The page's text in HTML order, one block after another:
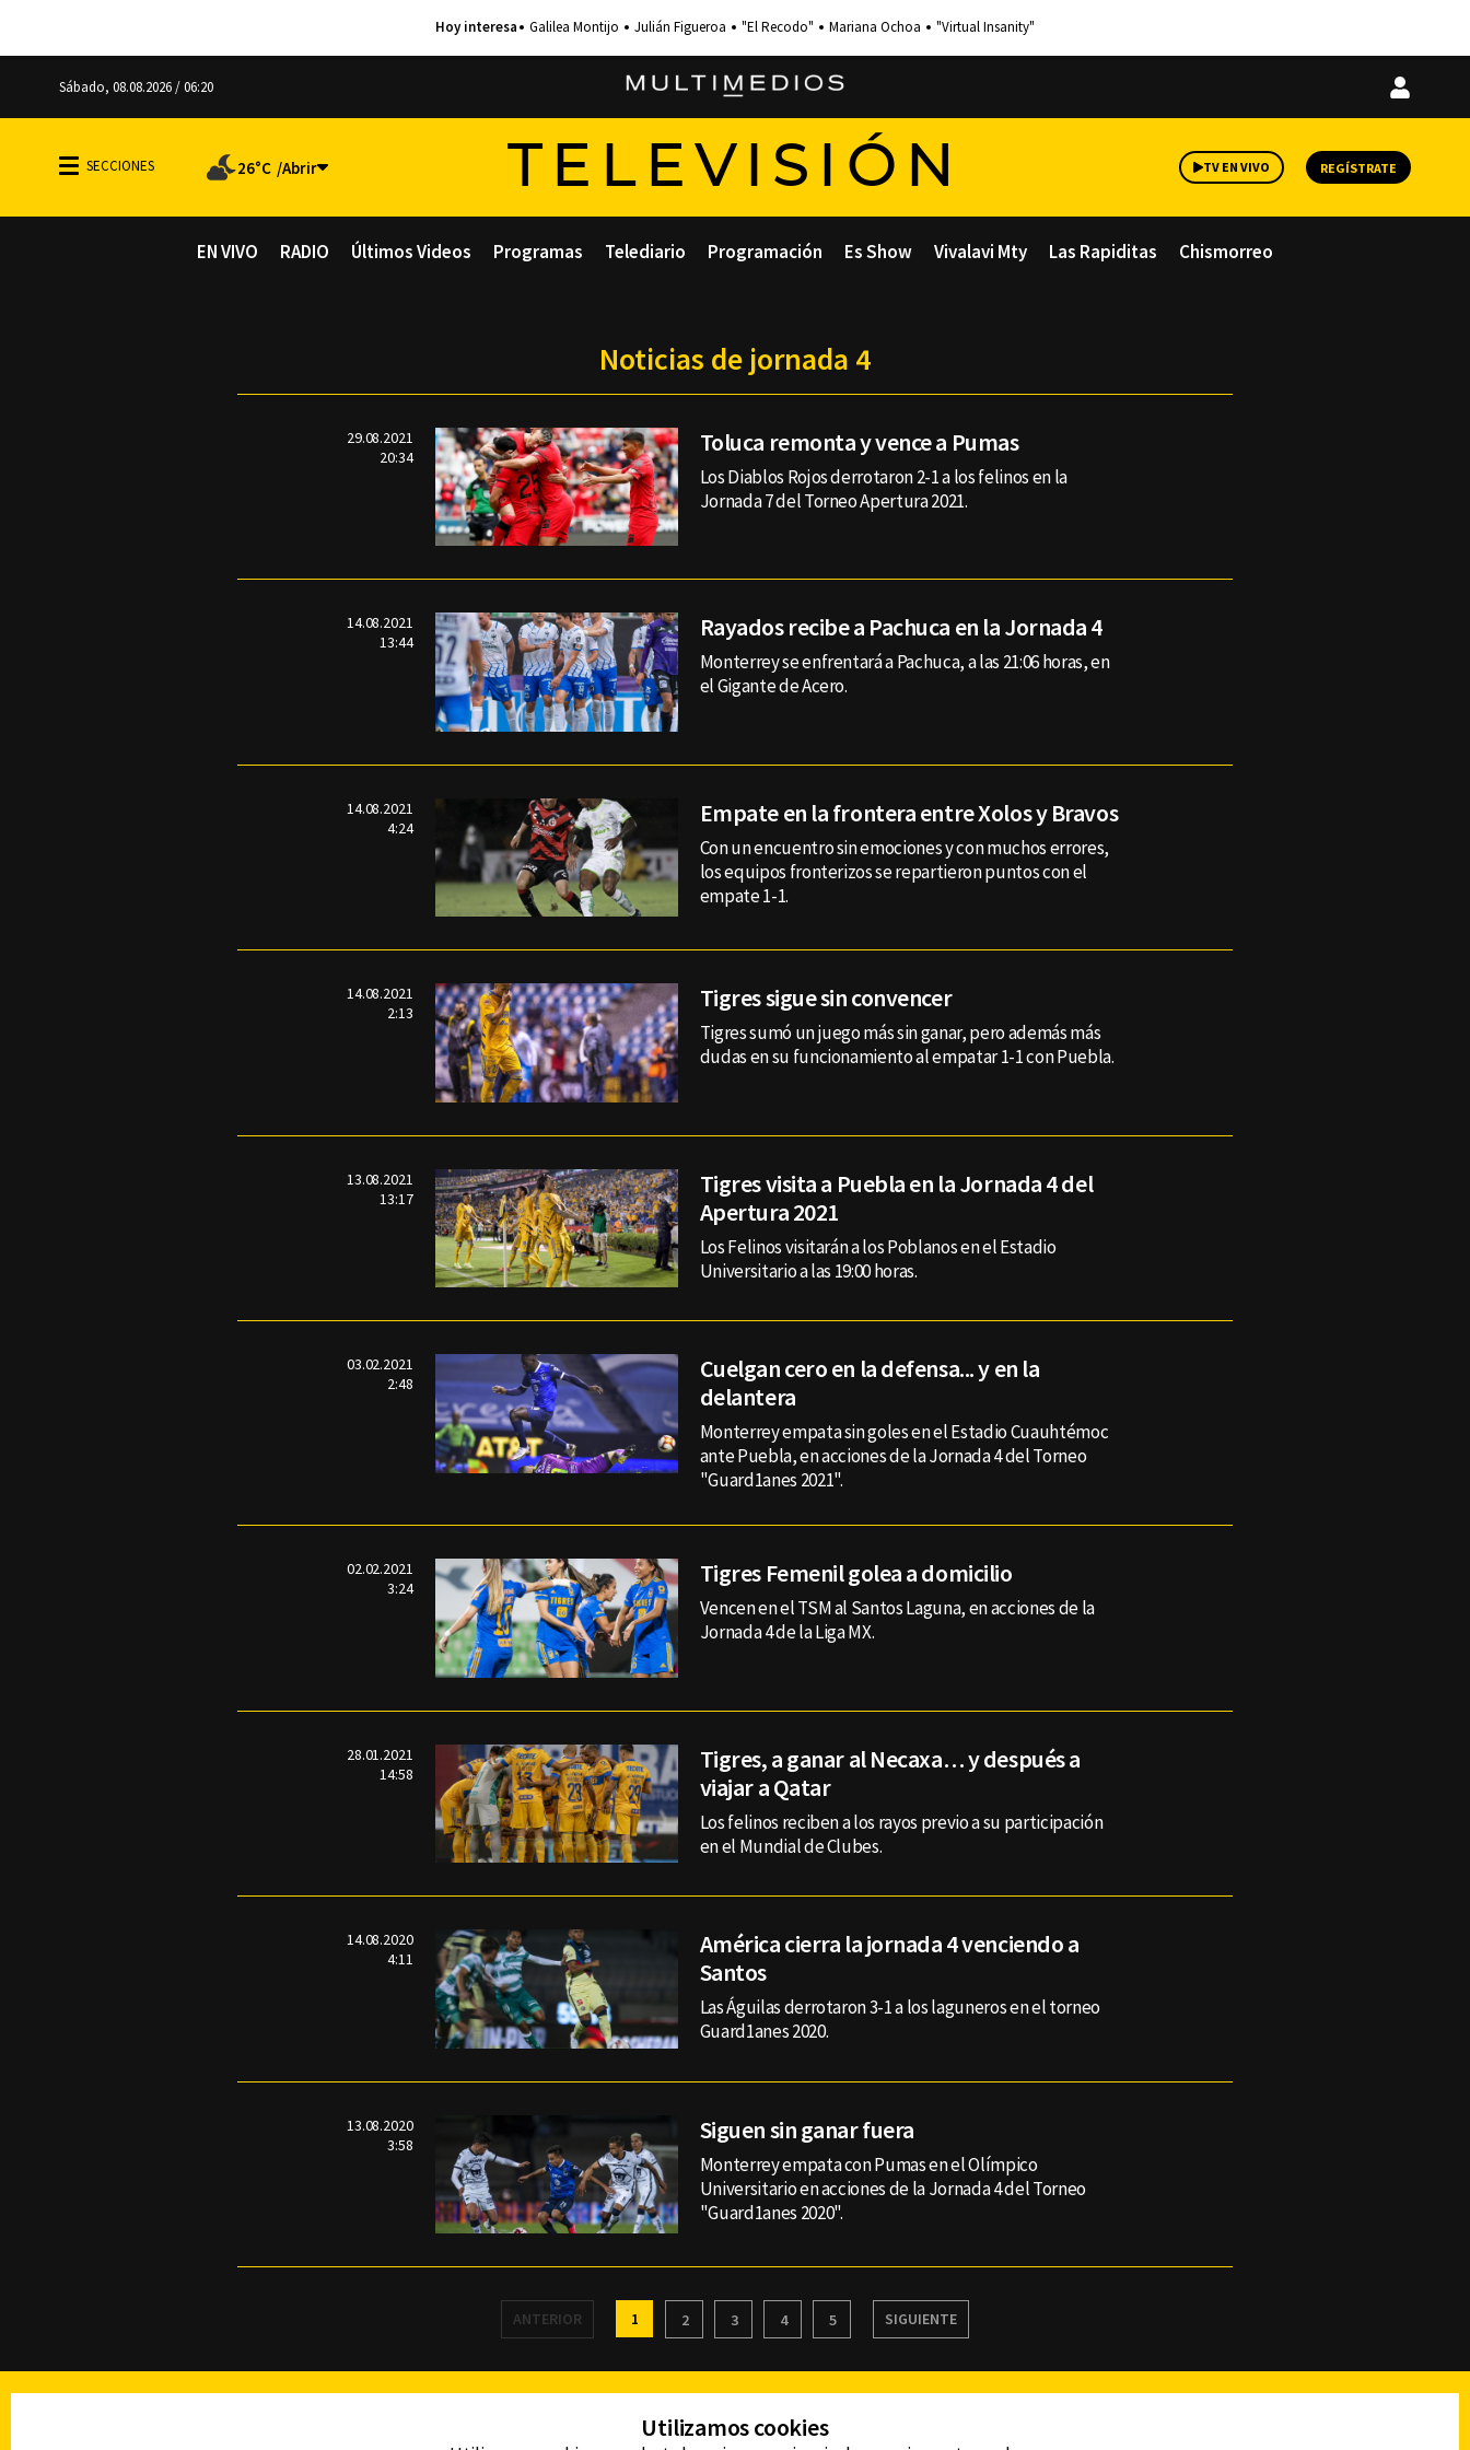
Galilea Montijo Julián Figueroa "El Recodo" Mariana Ochoa "Virtual Insanity"
Sábado, 08.08.2026 / 06:20
Iniciar
26°C TELEVISIÓN TV EN VIVO REGÍSTRATE
EN VIVO RADIO Últimos Videos Programas Telediario Programación Es Show Vivalavi Mty Las Rapiditas Chismorreo
Noticias de jornada 4
29.08.2021
20:34
Toluca remonta y vence a Pumas
Los Diablos Rojos derrotaron 2-1 a los felinos en la
Jornada 7 del Torneo Apertura 2021.
14.08.2021
13:44
Rayados recibe a Pachuca en la Jornada 4
Monterrey se enfrentará a Pachuca, a las 21:06 horas, en
el Gigante de Acero.
14.08.2021
4:24
Empate en la frontera entre Xolos y Bravos
Con un encuentro sin emociones y con muchos errores,
los equipos fronterizos se repartieron puntos con el
empate 1-1.
14.08.2021
2:13
Tigres sigue sin convencer
Tigres sumó un juego más sin ganar, pero además más
dudas en su funcionamiento al empatar 1-1 con Puebla.
13.08.2021
13:17
Tigres visita a Puebla en la Jornada 4 del
Apertura 2021
Los Felinos visitarán a los Poblanos en el Estadio
Universitario a las 19:00 horas.
03.02.2021
2:48
Cuelgan cero en la defensa... y en la
delantera
Monterrey empata sin goles en el Estadio Cuauhtémoc
ante Puebla, en acciones de la Jornada 4 del Torneo
"Guard1anes 2021".
02.02.2021
3:24
Tigres Femenil golea a domicilio
Vencen en el TSM al Santos Laguna, en acciones de la
Jornada 4 de la Liga MX.
28.01.2021
14:58
Tigres, a ganar al Necaxa… y después a
viajar a Qatar
Los felinos reciben a los rayos previo a su participación
en el Mundial de Clubes.
14.08.2020
4:11
América cierra la jornada 4 venciendo a
Santos
Las Águilas derrotaron 3-1 a los laguneros en el torneo
Guard1anes 2020.
13.08.2020
3:58
Siguen sin ganar fuera
Monterrey empata con Pumas en el Olímpico
Universitario en acciones de la Jornada 4 del Torneo
"Guard1anes 2020".
ANTERIOR 1 2 3 4 5 SIGUIENTE
Utilizamos cookies